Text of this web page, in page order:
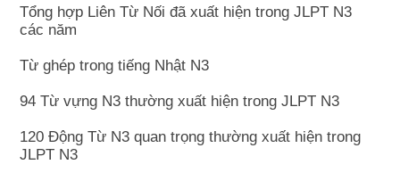
Tổng hợp Liên Từ Nối đã xuất hiện trong JLPT N3
các năm
Từ ghép trong tiếng Nhật N3
94 Từ vựng N3 thường xuất hiện trong JLPT N3
120 Động Từ N3 quan trọng thường xuất hiện trong
JLPT N3